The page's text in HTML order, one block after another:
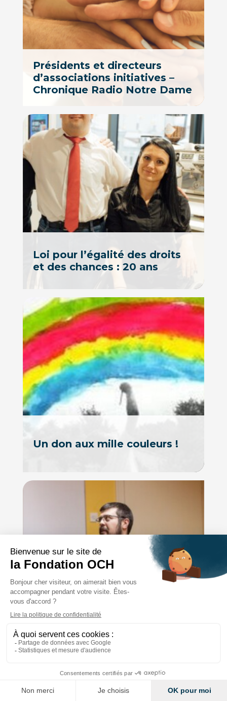
Présidents et directeurs
d’associations initiatives –
Chronique Radio Notre Dame
Loi pour l’égalité des droits
et des chances : 20 ans
Un don aux mille couleurs !
Communauté des sourds –
Chronique KTO radio